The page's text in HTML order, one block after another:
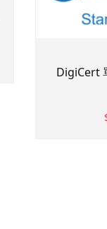
DigiCert